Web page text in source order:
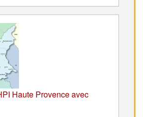
Haute Provence avec